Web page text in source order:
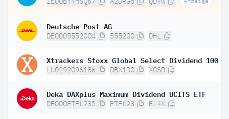
Deutsche Post AG
DE0005552004 555200 DHL
LU0292096186 DBX1DG XGSD
Deka DAXplus Maximum Dividend UCITS ETF
DE000ETFL235 ETFL23 EL4X